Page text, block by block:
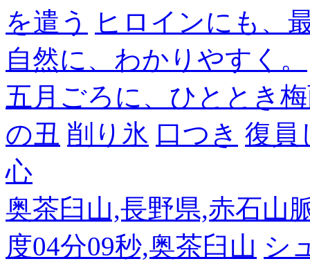
を遣う
ヒロインにも、
自然に、わかりやすく。
五月ごろに、ひととき
の丑 削り氷 口つき 復員
心
奥茶臼山,長野県,赤石山
度04分09秒,奥茶臼山 シ